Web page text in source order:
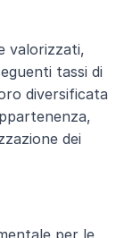
valorizzati,
tassi di
diversificata
dei
per le